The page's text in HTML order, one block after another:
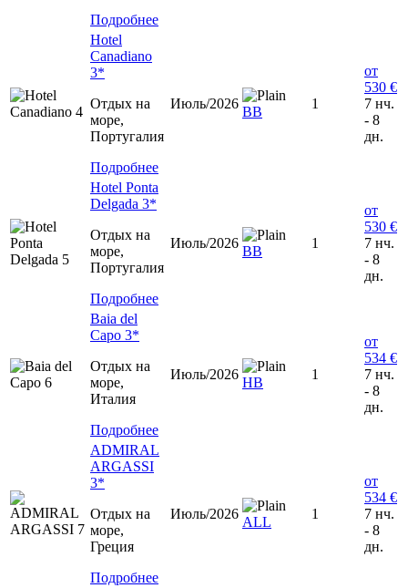
Подробнее
Hotel
Canadiano
3*
Отдых на
море,
Португалия
Подробнее
Июль/2026
BB
1
от
530 €
7 нч.
- 8
дн.
Hotel Ponta
Delgada 3*
Отдых на
море,
Португалия
Подробнее
Июль/2026
BB
1
от
530 €
7 нч.
- 8
дн.
Baia del
Capo 3*
Отдых на
море,
Италия
Подробнее
Июль/2026
HB
1
от
534 €
7 нч.
- 8
дн.
ADMIRAL
ARGASSI
3*
Отдых на
море,
Греция
Подробнее
Июль/2026
ALL
1
от
534 €
7 нч.
- 8
дн.